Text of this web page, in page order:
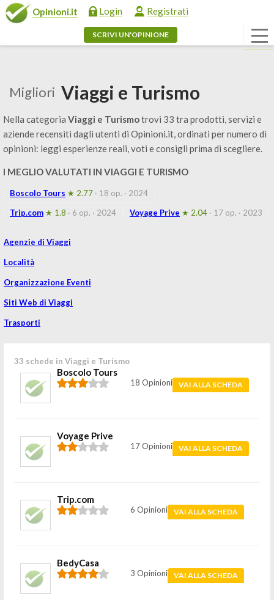
Opinioni.it Login Registrati
SCRIVI UN'OPINIONE
Migliori Viaggi e Turismo
Nella categoria Viaggi e Turismotrovi 33 tra prodotti, servizi e
aziende recensiti dagli utenti di Opinioni.it, ordinati per numero di
opinioni: leggi esperienze reali, voti e consigli prima di scegliere.
I MEGLIO VALUTATI IN VIAGGI E TURISMO
Boscolo Tours ★ 2.77 · 18 op. · 2024
Trip.com ★ 1.8 · 6 op. · 2024 Voyage Prive ★ 2.04 · 17 op. · 2023
Agenzie di Viaggi
Località
Organizzazione Eventi
Siti Web di Viaggi
Trasporti
33 schede in Viaggi e Turismo
Boscolo Tours
18 Opinioni VAI ALLA SCHEDA
Voyage Prive
17 Opinioni VAI ALLA SCHEDA
Trip.com
6 Opinioni VAI ALLA SCHEDA
BedyCasa
3 Opinioni VAI ALLA SCHEDA